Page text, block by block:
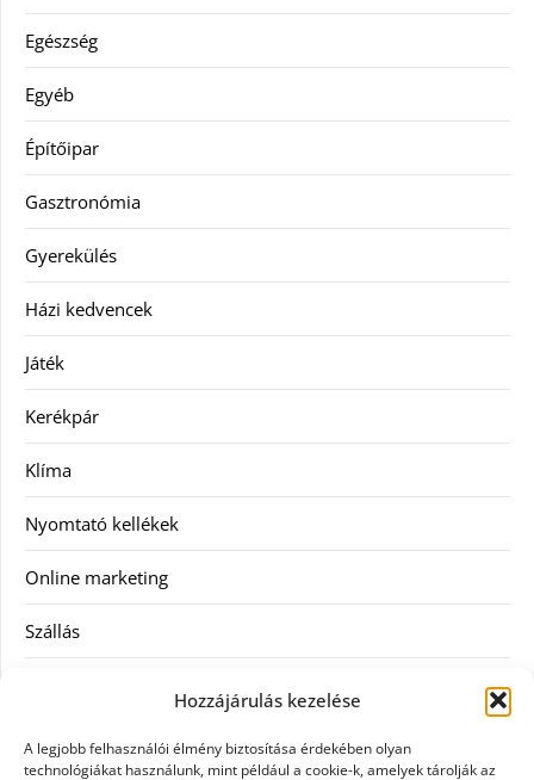
Hozzájárulás kezelése
A legjobb felhasználói élmény biztosítása érdekében olyan
technológiákat használunk, mint például a cookie-k, amelyek tárolják az
Egészség
Egyéb
Építőipar
Gasztronómia
Gyerekülés
Házi kedvencek
Játék
Kerékpár
Klíma
Nyomtató kellékek
Online marketing
Szállás
Szellőztető